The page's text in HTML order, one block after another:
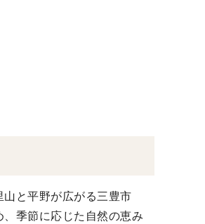
と平野が広がる三豊市
季節に応じた自然の恵み